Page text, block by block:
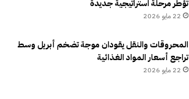
تؤطر مرحلة استراتيجية جديدة
22 مايو 2026
المحروقات والنقل يقودان موجة تضخم أبريل وسط
تراجع أسعار المواد الغذائية
22 مايو 2026